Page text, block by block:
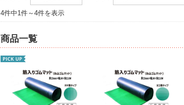
4件中1件～4件を表示
商品一覧